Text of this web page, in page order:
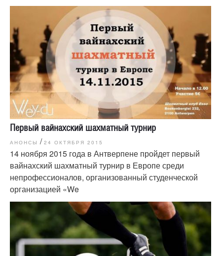
Первый вайнахский шахматный турнир
АНОНСЫ / 24 ОКТЯБРЯ 2015
14 ноября 2015 года в Антверпене пройдет первый
вайнахский шахматный турнир в Европе среди
непрофессионалов, организованный студенческой
организацией «We